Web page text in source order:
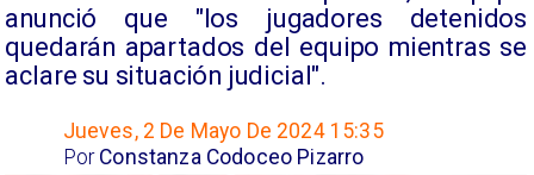
anunció que "los jugadores detenidos
quedarán apartados del equipo mientras se
aclare su situación judicial".
Jueves, 2 De Mayo De 2024 15:35
Constanza Codoceo Pizarro
Por